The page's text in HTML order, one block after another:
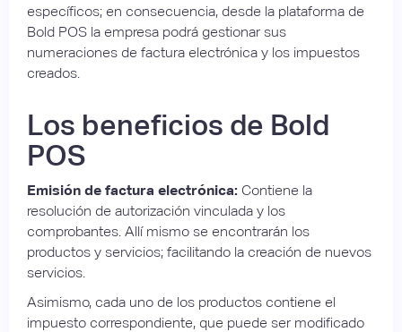
específicos; en consecuencia, desde la plataforma de
Bold POS la empresa podrá gestionar sus
numeraciones de factura electrónica y los impuestos
creados.
Los beneficios de Bold
POS
Emisión de factura electrónica: Contiene la
resolución de autorización vinculada y los
comprobantes. Allí mismo se encontrarán los
productos y servicios; facilitando la creación de nuevos
servicios.
Asimismo, cada uno de los productos contiene el
impuesto correspondiente, que puede ser modificado